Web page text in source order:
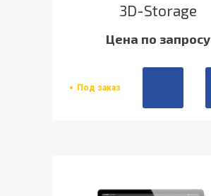
3D-Storage
Цена по запросу
Под заказ